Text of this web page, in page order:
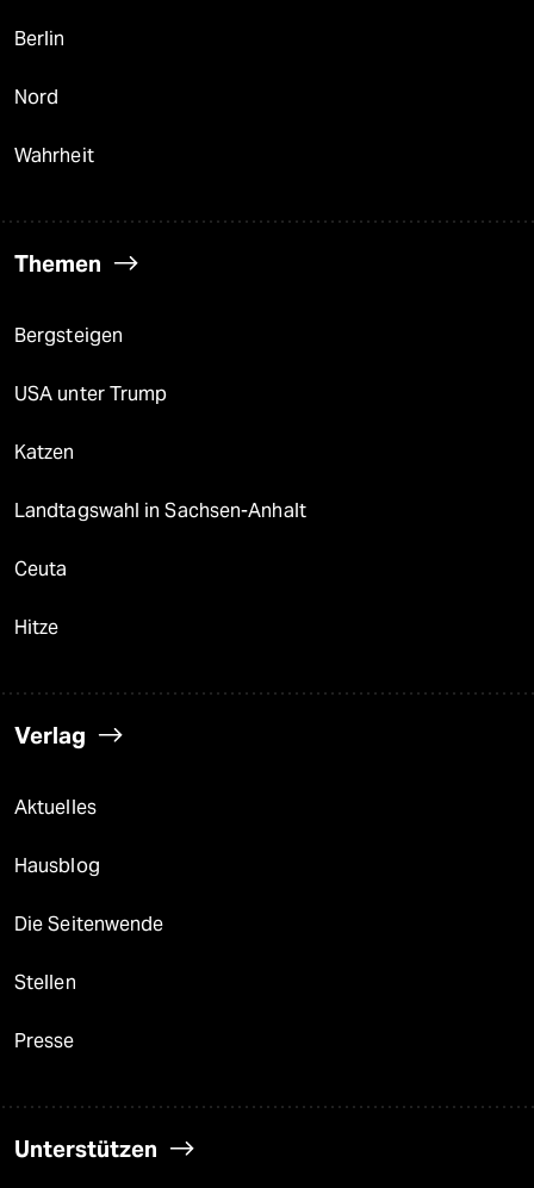
Berlin
Nord
Wahrheit
Themen
Bergsteigen
USA unter Trump
Katzen
Landtagswahl in Sachsen-Anhalt
Ceuta
Hitze
Verlag
Aktuelles
Hausblog
Die Seitenwende
Stellen
Presse
Unterstützen